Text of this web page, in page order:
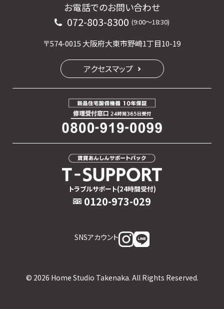
お電話でのお問い合わせ
072-803-8300 (9:00〜18:30)
〒574-0015 大阪府大東市野崎1丁目10-19
アクセスマップ
トラブルサポート(24時間受付)
0120-973-029
SNSアカウント
© 2026 Home Studio Takenaka. All Rights Reserved.